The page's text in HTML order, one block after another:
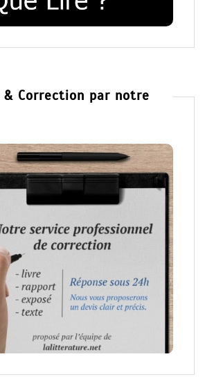
& Correction par notre